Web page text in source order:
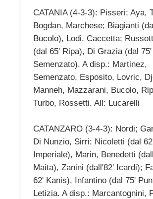
CATANIA (4-3-3): Pisseri; Aya,
Bogdan, Marchese; Biagianti
Bucolo), Lodi, Caccetta;
(dal 65' Ripa), Di Grazia (dal 75'
Semenzato). A disp.: Martinez,
Semenzato, Esposito, Lovric,
Manneh, Mazzarani, Bucolo,
Turbo, Rossetti. All: Lucarelli
CATANZARO (3-4-3): Nordi;
Di Nunzio, Sirri; Nicoletti (dal
Imperiale), Marin, Benedetti
Maita), Zanini (dall'82' Icardi);
62' Kanis), Infantino (dal 75'
Letizia. A disp.: Marcantognini,